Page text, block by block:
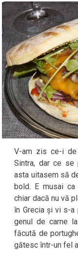
V-am zis ce-i
Sintra, dar ce se
asta uitasem să
bold. E musai ca
chiar dacă nu vă
în Grecia și vi s-a
genul de carne
făcută de
gătesc într-un fel